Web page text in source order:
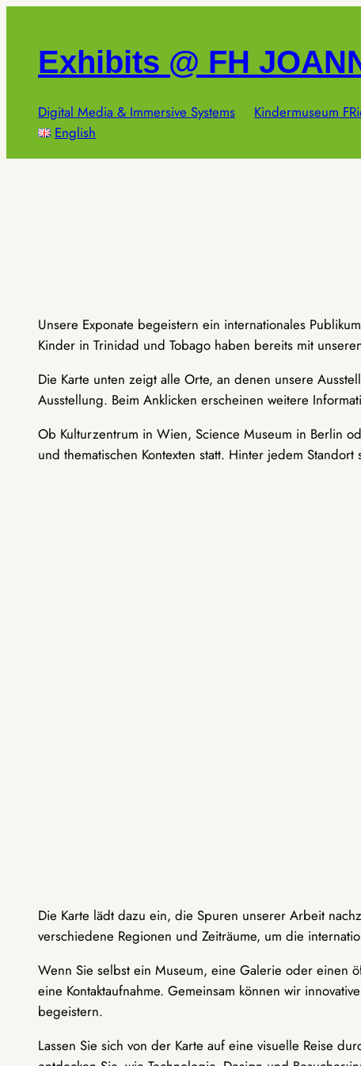
springenExhibits @ FH
Digital Media & Immersive Systems Kindermuseum
English
Unsere Exponate begeistern ein internationales
Kinder in Trinidad und Tobago haben bereits mit
Die Karte unten zeigt alle Orte, an denen unsere
Ausstellung. Beim Anklicken erscheinen weitere
Ob Kulturzentrum in Wien, Science Museum in Berlin
und thematischen Kontexten statt. Hinter jedem
Die Karte lädt dazu ein, die Spuren unserer Arbeit
verschiedene Regionen und Zeiträume, um die
Wenn Sie selbst ein Museum, eine Galerie oder einen
eine Kontaktaufnahme. Gemeinsam können wir
begeistern.
Lassen Sie sich von der Karte auf eine visuelle Reise